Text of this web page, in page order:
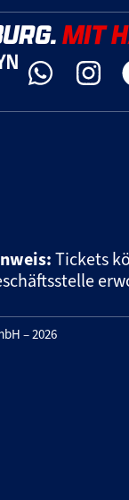
MIT
Tickets
– 2026